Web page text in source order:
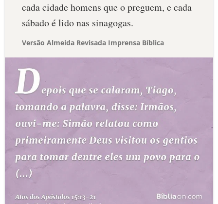
cada cidade homens que o preguem, e cada
sábado é lido nas sinagogas.
Versão Almeida Revisada Imprensa Bíblica